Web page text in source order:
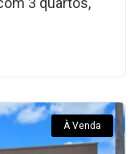
À Venda